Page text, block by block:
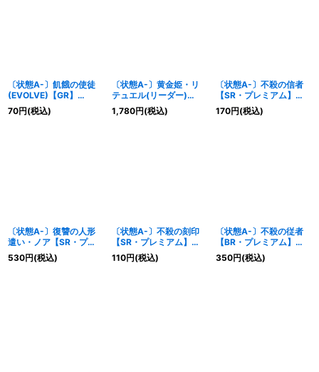
〔状態A-〕飢餓の使徒
(EVOLVE)【GR】
{BP05-107}《ニュート
ラル》
70円(税込)
〔状態A-〕黄金姫・リ
テュエル(リーダー)
【-】{BP05-LD06}《ビ
ショップ》
1,780円(税込)
〔状態A-〕不殺の信者
【SR・プレミアム】
{BP05-P03}《エルフ》
170円(税込)
〔状態A-〕復讐の人形
遣い・ノア【SR・プレ
ミアム】{BP05-P04}
《エルフ》
530円(税込)
〔状態A-〕不殺の刻印
【SR・プレミアム】
{BP05-P06}《エルフ》
110円(税込)
〔状態A-〕不殺の従者
【BR・プレミアム】
{BP05-P07}《エルフ》
350円(税込)